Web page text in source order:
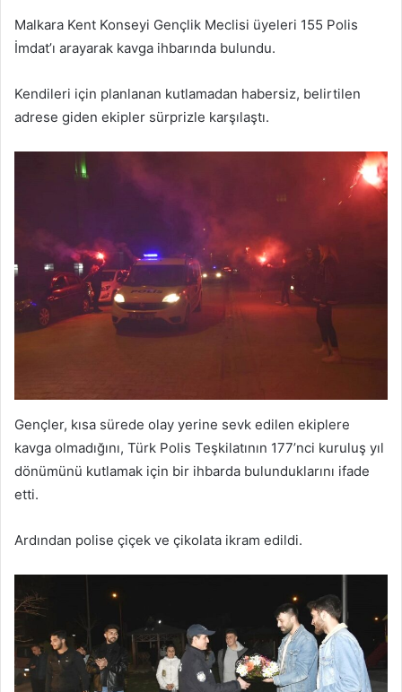
Malkara Kent Konseyi Gençlik Meclisi üyeleri 155 Polis
İmdat’ı arayarak kavga ihbarında bulundu.
Kendileri için planlanan kutlamadan habersiz, belirtilen
adrese giden ekipler sürprizle karşılaştı.
Gençler, kısa sürede olay yerine sevk edilen ekiplere
kavga olmadığını, Türk Polis Teşkilatının 177’nci kuruluş yıl
dönümünü kutlamak için bir ihbarda bulunduklarını ifade
etti.
Ardından polise çiçek ve çikolata ikram edildi.